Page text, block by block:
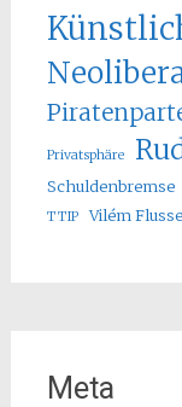
Privatsphäre
Schuldenbremse
TTIP
Vilém
Meta